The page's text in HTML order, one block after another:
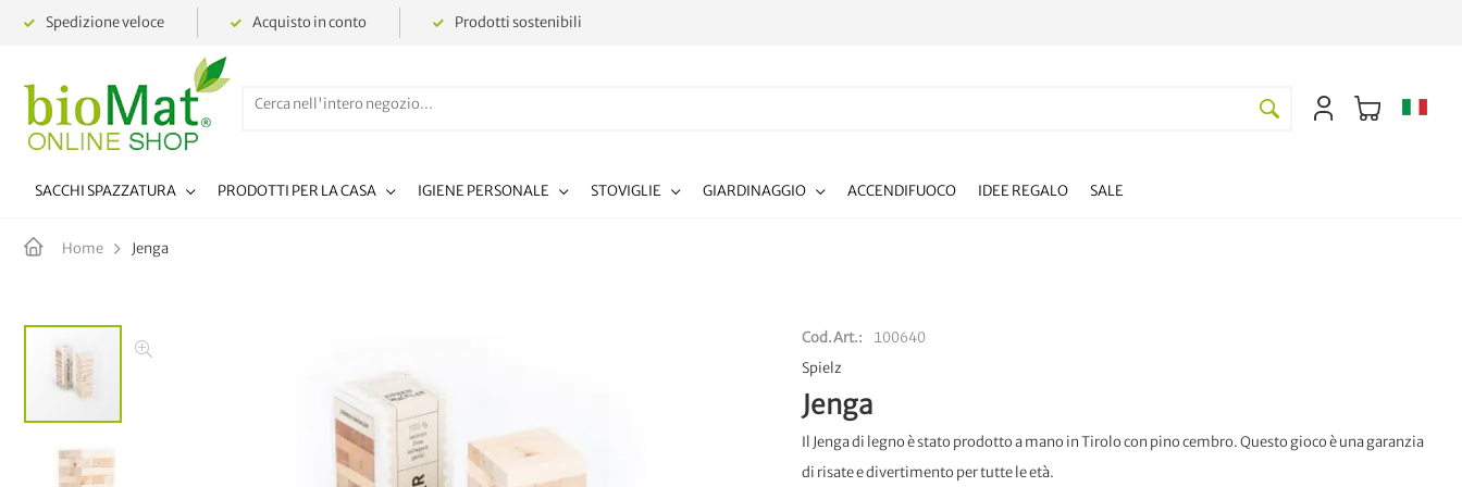
Spedizione veloce Acquisto in conto Prodotti sostenibili
SACCHI SPAZZATURA PRODOTTI PER LA CASA IGIENE PERSONALE STOVIGLIE GIARDINAGGIO ACCENDIFUOCO IDEE REGALO SALE
Home Jenga
Cod.Art.
100640
Spielz
Jenga
Il Jenga di legno è stato prodotto a mano in Tirolo con pino cembro. Questo gioco è una garanzia
di risate e divertimento per tutte le età.